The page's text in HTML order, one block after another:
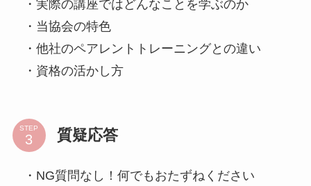
・実際の講座ではどんなことを学ぶのか
・当協会の特色
・他社のペアレントトレーニングとの違い
・資格の活かし方
STEP 質疑応答
・NG質問なし！何でもおたずねください